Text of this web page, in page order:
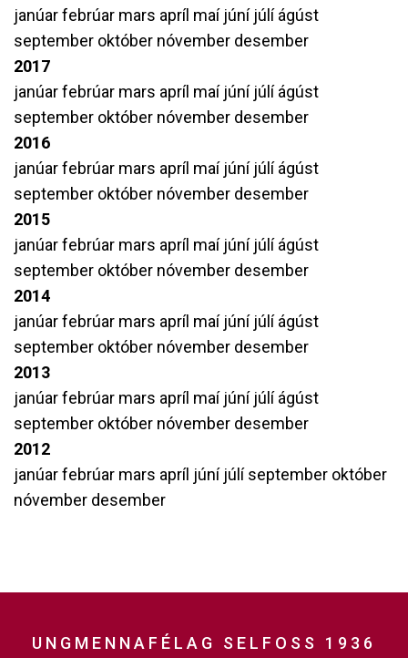
janúarfebrúar mars apríl maí júní júlíágúst
september október nóvember desember
2017
janúarfebrúar mars apríl maí júní júlíágúst
september október nóvember desember
2016
janúarfebrúar mars apríl maí júní júlíágúst
september október nóvember desember
2015
janúarfebrúar mars apríl maí júní júlíágúst
september október nóvember desember
2014
janúarfebrúar mars apríl maí júní júlíágúst
september október nóvember desember
2013
janúarfebrúar mars apríl maí júní júlíágúst
september október nóvember desember
2012
janúarfebrúar mars apríl júní júlíseptember október
nóvember desember
UNGMENNAFÉLAG SELFOSS 1936